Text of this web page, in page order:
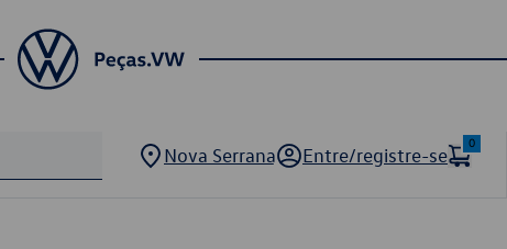
Nova Serrana Entre/registre-se
0